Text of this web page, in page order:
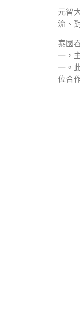
元智
流、
泰國
一，
一。
位合